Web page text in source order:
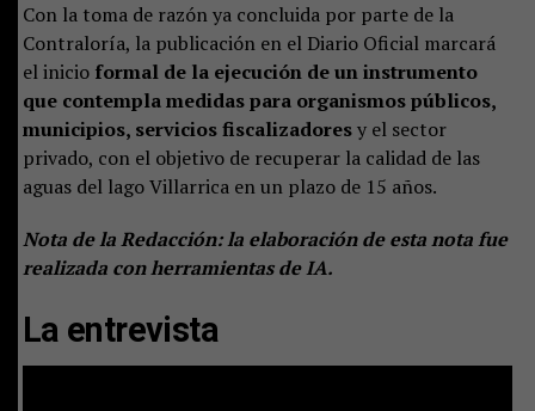
Con la toma de razón ya concluida por parte de la
Contraloría, la publicación en el Diario Oficial marcará
el inicio formal de la ejecución de un instrumento
que contempla medidas para organismos públicos,
municipios, servicios fiscalizadoresy el sector
privado, con el objetivo de recuperar la calidad de las
aguas del lago Villarrica en un plazo de 15 años.
Nota de la Redacción: la elaboración de esta nota fue
realizada con herramientas de IA.
La entrevista